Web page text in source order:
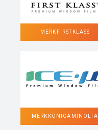
MERK FIRST KLASS
MERK KONICA MINOLTA